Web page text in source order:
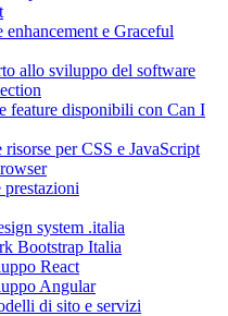
enhancement e Graceful
allo sviluppo del software
feature disponibili con Can I
per CSS e JavaScript
system .italia
Bootstrap Italia
React
Angular
di sito e servizi